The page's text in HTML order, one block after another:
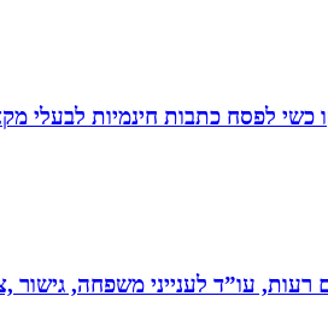
כשי לפסח כתבות חינמיות לבעלי
רעות, עו”ד לענייני משפחה,